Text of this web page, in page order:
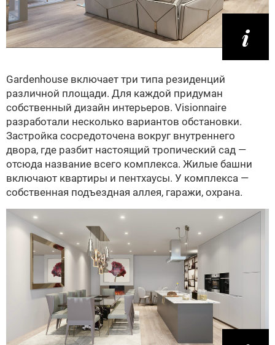
Gardenhouse включает три типа резиденций
различной площади. Для каждой придуман
собственный дизайн интерьеров. Visionnaire
разработали несколько вариантов обстановки.
Застройка сосредоточена вокруг внутреннего
двора, где разбит настоящий тропический сад —
отсюда название всего комплекса. Жилые башни
включают квартиры и пентхаусы. У комплекса —
собственная подъездная аллея, гаражи, охрана.